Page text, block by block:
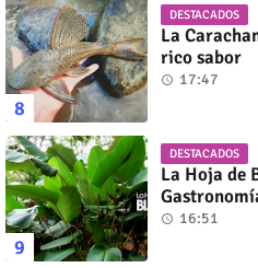
DESTACADOS
La
rico sabor
17:47
DESTACADOS
La Hoja de
16:51